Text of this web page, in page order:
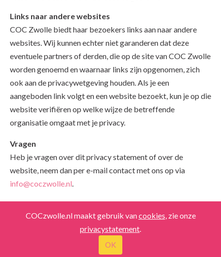
Links naar andere websites
COC Zwolle biedt haar bezoekers links aan naar andere
websites. Wij kunnen echter niet garanderen dat deze
eventuele partners of derden, die op de site van COC Zwolle
worden genoemd en waarnaar links zijn opgenomen, zich
ook aan de privacywetgeving houden. Als je een
aangeboden link volgt en een website bezoekt, kun je op die
website verifiëren op welke wijze de betreffende
organisatie omgaat met je privacy.
Vragen
Heb je vragen over dit privacy statement of over de
website, neem dan per e-mail contact met ons op via
info@coczwolle.nl.
info@coczwolle.nl-Copyrights
COCzwolle.nl maakt gebruik vancookies, zie onze
privacystatement.
OK